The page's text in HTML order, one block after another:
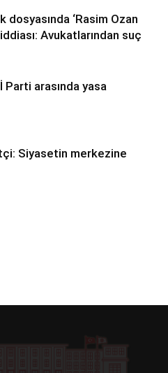
dosyasında ‘Rasim Ozan
iddiası: Avukatlarından suç
Parti arasında yasa
Siyasetin merkezine